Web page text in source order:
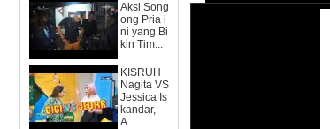
Aksi Song
ong Pria i
ni yang Bi
kin Tim...
KISRUH
Nagita VS
Jessica Is
kandar,
A...